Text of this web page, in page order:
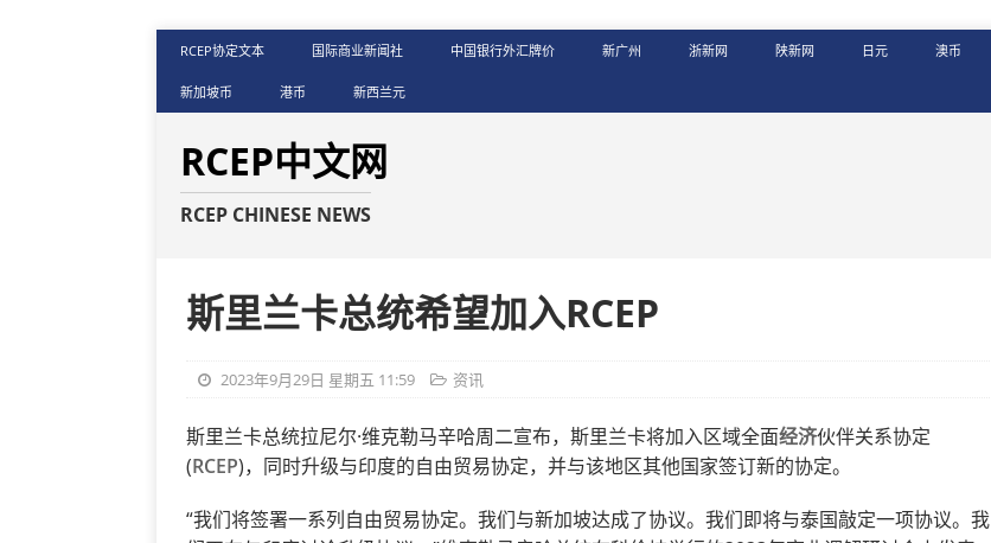
RCEP协定文本 国际商业新闻社 中国银行外汇牌价 新广州 浙新网 陕新网 日元 澳币
新加坡币 港币 新西兰元
RCEP中文网
RCEP CHINESE NEWS
斯里兰卡总统希望加入RCEP
2023年9月29日 星期五 11:59 资讯
斯里兰卡总统拉尼尔·维克勒马辛哈周二宣布，斯里兰卡将加入区域全面经济伙伴关系协定
(RCEP)，同时升级与印度的自由贸易协定，并与该地区其他国家签订新的协定。
“我们将签署一系列自由贸易协定。我们与新加坡达成了协议。我们即将与泰国敲定一项协议。我